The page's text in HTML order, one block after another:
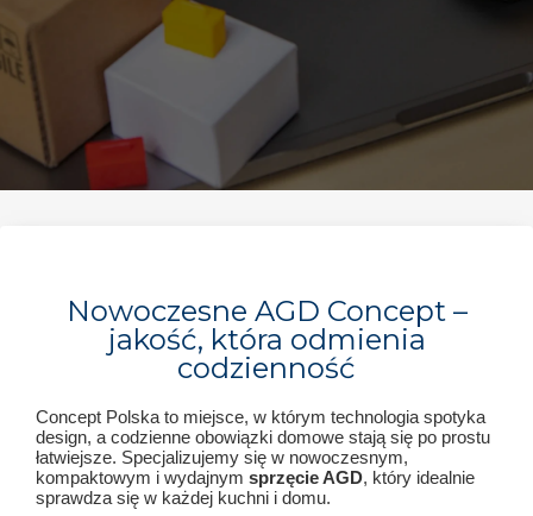
Nowoczesne AGD Concept –
jakość, która odmienia
codzienność
Concept Polska to miejsce, w którym technologia spotyka
design, a codzienne obowiązki domowe stają się po prostu
łatwiejsze. Specjalizujemy się w nowoczesnym,
kompaktowym i wydajnym sprzęcie AGD, który idealnie
sprawdza się w każdej kuchni i domu.